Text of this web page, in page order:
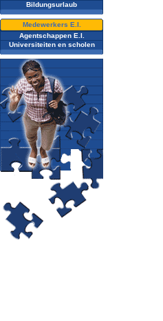
Bildungsurlaub
Medewerkers E.I.
Agentschappen E.I.
Universiteiten en scholen